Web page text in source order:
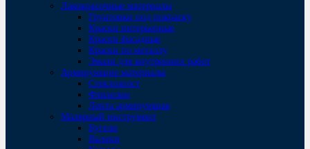
Лакокрасочные материалы
Грунтовки под покраску
Краски интерьерные
Краски фасадные
Краски по металлу
Эмали для внутренних работ
Армирующие материалы
Стеклохолст
Флизелин
Лента армирующая
Малярный инструмент
Бугели
Валики